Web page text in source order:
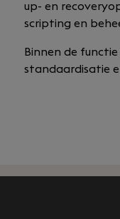
up- en
scripting en
Binnen de
standaardisatie